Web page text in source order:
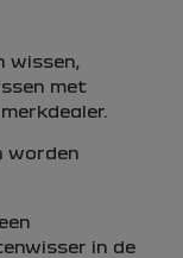
wissen,
met
worden
in de